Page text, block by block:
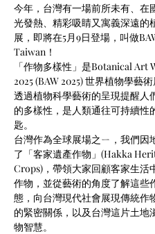
今年，台灣有一場前所未有、在
光發熱、精彩吸睛又寓義深遠的
展，即將在5月9日登場，叫做
Taiwan！
「作物多樣性」是Botanical Art
2025 (BAW 2025) 世界植物學藝術
透過植物科學藝術的呈現提醒人
的多樣性，是人類通往可持續性
匙。
台灣作為全球展場之ㄧ，我們因
了「客家遺產作物」(Hakka
Crops)，帶領大家回顧客家生活
作物，並從藝術的角度了解這些
態，向台灣現代社會展現傳統作
的緊密關係，以及台灣這片土地
物智慧。